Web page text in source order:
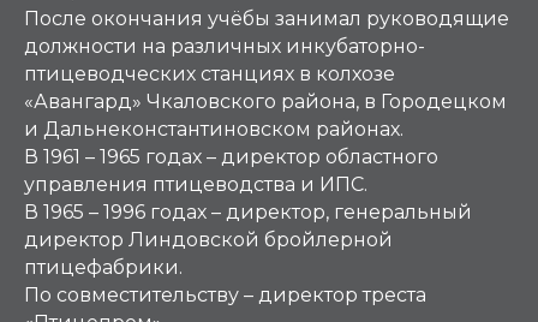
После окончания учёбы занимал руководящие
должности на различных инкубаторно-
птицеводческих станциях в колхозе
«Авангард» Чкаловского района, в Городецком
и Дальнеконстантиновском районах.
В 1961 – 1965 годах – директор областного
управления птицеводства и ИПС.
В 1965 – 1996 годах – директор, генеральный
директор Линдовской бройлерной
птицефабрики.
По совместительству – директор треста